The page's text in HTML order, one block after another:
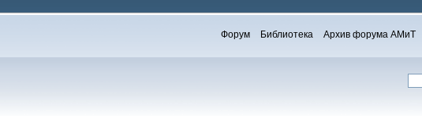
Форум Библиотека Архив форума АМиТ